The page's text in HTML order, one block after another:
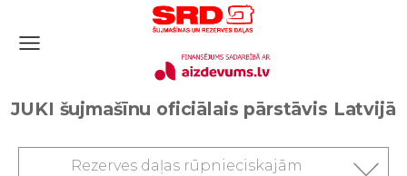
JUKI šujmašīnu oficiālais pārstāvis Latvijā
Rezerves daļas rūpnieciskajām